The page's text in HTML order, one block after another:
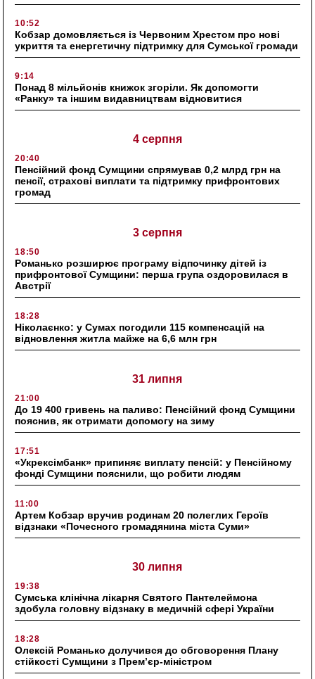
10:52
Кобзар домовляється із Червоним Хрестом про нові
укриття та енергетичну підтримку для Сумської громади
9:14
Понад 8 мільйонів книжок згоріли. Як допомогти
«Ранку» та іншим видавництвам відновитися
4 серпня
20:40
Пенсійний фонд Сумщини спрямував 0,2 млрд грн на
пенсії, страхові виплати та підтримку прифронтових
громад
3 серпня
18:50
Романько розширює програму відпочинку дітей із
прифронтової Сумщини: перша група оздоровилася в
Австрії
18:28
Ніколаєнко: у Сумах погодили 115 компенсацій на
відновлення житла майже на 6,6 млн грн
31 липня
21:00
До 19 400 гривень на паливо: Пенсійний фонд Сумщини
пояснив, як отримати допомогу на зиму
17:51
«Укрексімбанк» припиняє виплату пенсій: у Пенсійному
фонді Сумщини пояснили, що робити людям
11:00
Артем Кобзар вручив родинам 20 полеглих Героїв
відзнаки «Почесного громадянина міста Суми»
30 липня
19:38
Сумська клінічна лікарня Святого Пантелеймона
здобула головну відзнаку в медичній сфері України
18:28
Олексій Романько долучився до обговорення Плану
стійкості Сумщини з Прем’єр-міністром